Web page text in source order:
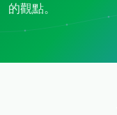
的觀點。